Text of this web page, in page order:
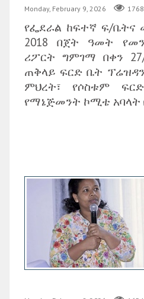
Monday, February 9, 2026 1768
የፌደራል ከፍተኛ ፍ/ቤትና
2018 በጀት ዓመት
ሪፖርት ግምገማ በቀን
ጠቅላይ ፍርድ ቤት
ምህረት፣ የሶስቱም
የማኔጅመንት ኮሚቴ አባላት